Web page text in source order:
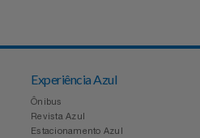
Experiência Azul
Ônibus
Revista Azul
Estacionamento Azul